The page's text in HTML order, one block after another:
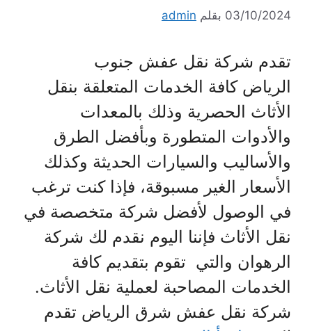
03/10/2024 بقلم admin
تقدم شركة نقل عفش جنوب
الرياض كافة الخدمات المتعلقة بنقل
الأثاث الحصرية وذلك بالمعدات
والأدوات المتطورة وبأفضل الطرق
والأساليب والسيارات الحديثة وكذلك
الأسعار الغير مسبوقة، فإذا كنت ترغب
في الوصول لأفضل شركة متخصصة في
نقل الأثاث فإننا اليوم نقدم لك شركة
الرهوان والتي تقوم بتقديم كافة
الخدمات المصاحبة لعملية نقل الأثاث.
شركة نقل عفش شرق الرياض تقدم